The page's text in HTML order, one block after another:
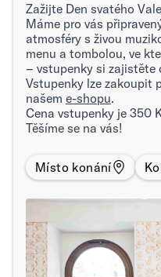
Zažijte Den svatého
Máme pro vás
atmosféry s živou
menu a tombolou, ve
– vstupenky si zajistěte
Vstupenky lze zakoupit
našem e-shopu.
Cena vstupenky je 350
Těšíme se na vás!
Místo konání